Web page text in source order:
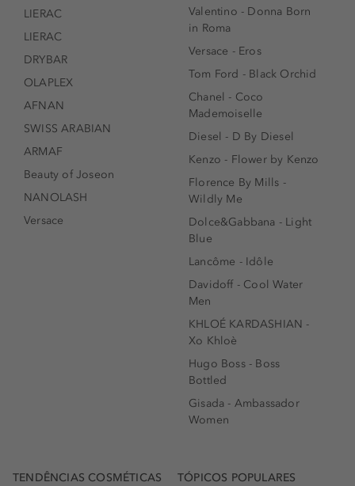
LIERAC
LIERAC
DRYBAR
OLAPLEX
AFNAN
SWISS ARABIAN
ARMAF
Beauty of Joseon
NANOLASH
Versace
Valentino - Donna Born
in Roma
Versace - Eros
Tom Ford - Black Orchid
Chanel - Coco
Mademoiselle
Diesel - D By Diesel
Kenzo - Flower by Kenzo
Florence By Mills -
Wildly Me
Dolce&Gabbana - Light
Blue
Lancôme - Idôle
Davidoff - Cool Water
Men
KHLOÉ KARDASHIAN -
Xo Khloè
Hugo Boss - Boss
Bottled
Gisada - Ambassador
Women
TENDÊNCIAS COSMÉTICAS TÓPICOS POPULARES